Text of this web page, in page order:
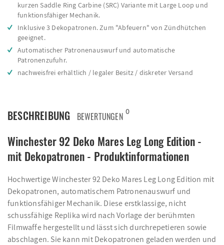
kurzen Saddle Ring Carbine (SRC) Variante mit Large Loop und
funktionsfähiger Mechanik.
Inklusive 3 Dekopatronen. Zum "Abfeuern" von Zündhütchen
geeignet.
Automatischer Patronenauswurf und automatische
Patronenzufuhr.
nachweisfrei erhältlich / legaler Besitz / diskreter Versand
BESCHREIBUNG BEWERTUNGEN 0
Winchester 92 Deko Mares Leg Long Edition -
mit Dekopatronen - Produktinformationen
Hochwertige Winchester 92 Deko Mares Leg Long Edition mit
Dekopatronen, automatischem Patronenauswurf und
funktionsfähiger Mechanik. Diese erstklassige, nicht
schussfähige Replika wird nach Vorlage der berühmten
Filmwaffe hergestellt und lässt sich durchrepetieren sowie
abschlagen. Sie kann mit Dekopatronen geladen werden und